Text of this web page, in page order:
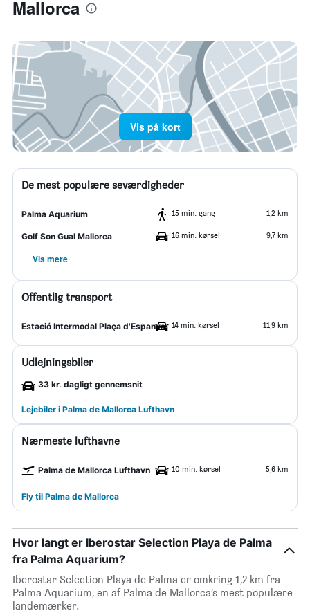
Mallorca
Vis på kort
De mest populære seværdigheder
Palma Aquarium 15 min. gang 1,2 km
Golf Son Gual Mallorca 16 min. kørsel 9,7 km
Vis mere
Offentlig transport
Estació Intermodal Plaça d'Espanya 14 min. kørsel 11,9 km
Udlejningsbiler
33 kr. dagligt gennemsnit
Lejebiler i Palma de Mallorca Lufthavn
Nærmeste lufthavne
Palma de Mallorca Lufthavn 10 min. kørsel 5,6 km
Fly til Palma de Mallorca
Hvor langt er Iberostar Selection Playa de Palma
fra Palma Aquarium?
Iberostar Selection Playa de Palma er omkring 1,2 km fra
Palma Aquarium, en af Palma de Mallorca’s mest populære
landemærker.